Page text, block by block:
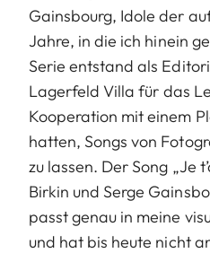
Gainsbourg, Idole der
Jahre, in die ich hinein
Serie entstand als
Lagerfeld Villa für das
Kooperation mit einem
hatten, Songs von
zu lassen. Der Song „Je
Birkin und Serge
passt genau in meine
und hat bis heute nicht